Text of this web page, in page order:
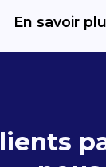
En savoir